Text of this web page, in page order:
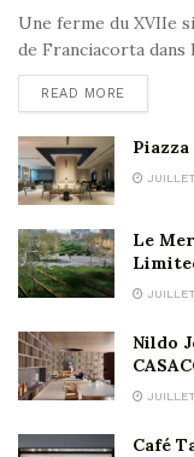
Une ferme du XVIIe
de Franciacorta dans
READ MORE
Le
Nildo
Café